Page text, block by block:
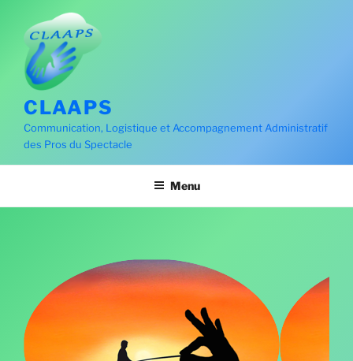
contenu
principal
CLAAPS
Communication, Logistique et Accompagnement Administratif
des Pros du Spectacle
Menu